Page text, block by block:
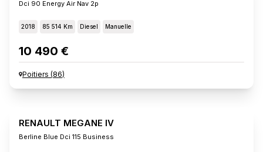
Dci 90 Energy Air Nav 2p
2018 85 514 Km Diesel Manuelle
10 490 €
Poitiers (86)
RENAULT MEGANE IV
Berline Blue Dci 115 Business